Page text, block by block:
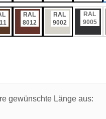
RAL
8012
RAL
9002
RAL
9005
gewünschte Länge aus: